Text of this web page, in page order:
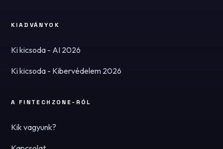
KIADVÁNYOK
Ki kicsoda - AI 2026
Ki kicsoda - Kibervédelem 2026
A FINTECHZONE-RÓL
Kik vagyunk?